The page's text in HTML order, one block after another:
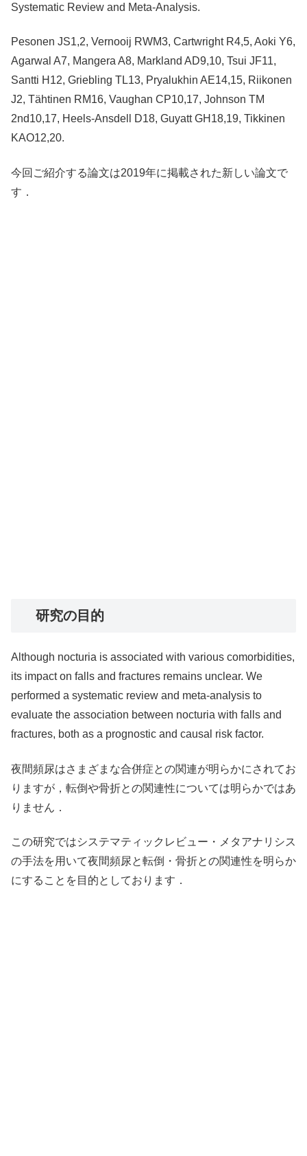
Systematic Review and Meta-Analysis.
Pesonen JS1,2, Vernooij RWM3, Cartwright R4,5, Aoki Y6,
Agarwal A7, Mangera A8, Markland AD9,10, Tsui JF11,
Santti H12, Griebling TL13, Pryalukhin AE14,15, Riikonen
J2, Tähtinen RM16, Vaughan CP10,17, Johnson TM
2nd10,17, Heels-Ansdell D18, Guyatt GH18,19, Tikkinen
KAO12,20.
今回ご紹介する論文は2019年に掲載された新しい論文で
す．
研究の目的
Although nocturia is associated with various comorbidities,
its impact on falls and fractures remains unclear. We
performed a systematic review and meta-analysis to
evaluate the association between nocturia with falls and
fractures, both as a prognostic and causal risk factor.
夜間頻尿はさまざまな合併症との関連が明らかにされてお
りますが，転倒や骨折との関連性については明らかではあ
りません．
この研究ではシステマティックレビュー・メタアナリシス
の手法を用いて夜間頻尿と転倒・骨折との関連性を明らか
にすることを目的としております．